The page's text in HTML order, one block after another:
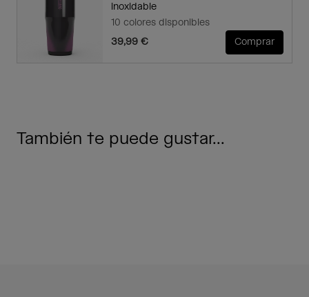
inoxidable
10 colores disponibles
39,99 €
Comprar
También te puede gustar...